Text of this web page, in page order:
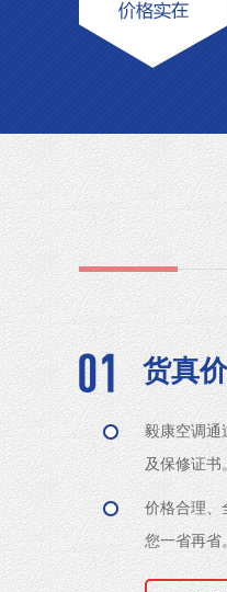
货真价
毅康空调通
及保修证书。
价格合理、
您一省再省